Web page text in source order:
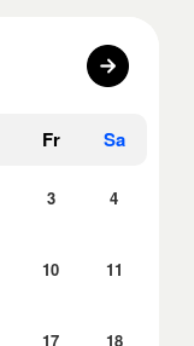
Fr Sa
3 4
10 11
17 18